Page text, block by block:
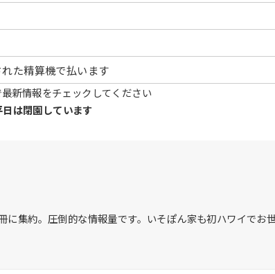
た精算機で払います
新情報をチェックしてください
は閉園しています
集約。圧倒的な情報量です。いそぽん家も初ハワイでお